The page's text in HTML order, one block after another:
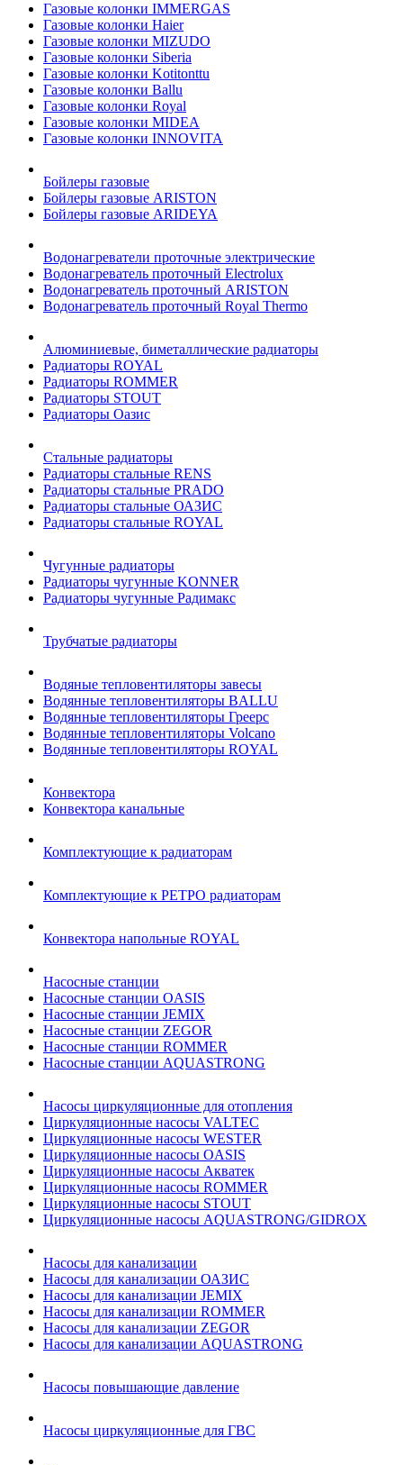
Газовые колонки IMMERGAS
Газовые колонки Haier
Газовые колонки MIZUDO
Газовые колонки Siberia
Газовые колонки Kotitonttu
Газовые колонки Ballu
Газовые колонки Royal
Газовые колонки MIDEA
Газовые колонки INNOVITA
Бойлеры газовые
Бойлеры газовые ARISTON
Бойлеры газовые ARIDEYA
Водонагреватели проточные электрические
Водонагреватель проточный Electrolux
Водонагреватель проточный ARISTON
Водонагреватель проточный Royal Thermo
Алюминиевые, биметаллические радиаторы
Радиаторы ROYAL
Радиаторы ROMMER
Радиаторы STOUT
Радиаторы Оазис
Стальные радиаторы
Радиаторы стальные RENS
Радиаторы стальные PRADO
Радиаторы стальные ОАЗИС
Радиаторы стальные ROYAL
Чугунные радиаторы
Радиаторы чугунные KONNER
Радиаторы чугунные Радимакс
Трубчатые радиаторы
Водяные тепловентиляторы завесы
Водянные тепловентиляторы BALLU
Водянные тепловентиляторы Греерс
Водянные тепловентиляторы Volcano
Водянные тепловентиляторы ROYAL
Конвектора
Конвектора канальные
Комплектующие к радиаторам
Комплектующие к РЕТРО радиаторам
Конвектора напольные ROYAL
Насосные станции
Насосные станции OASIS
Насосные станции JEMIX
Насосные станции ZEGOR
Насосные станции ROMMER
Насосные станции AQUASTRONG
Насосы циркуляционные для отопления
Циркуляционные насосы VALTEC
Циркуляционные насосы WESTER
Циркуляционные насосы OASIS
Циркуляционные насосы Акватек
Циркуляционные насосы ROMMER
Циркуляционные насосы STOUT
Циркуляционные насосы AQUASTRONG/GIDROX
Насосы для канализации
Насосы для канализации ОАЗИС
Насосы для канализации JEMIX
Насосы для канализации ROMMER
Насосы для канализации ZEGOR
Насосы для канализации AQUASTRONG
Насосы повышающие давление
Насосы циркуляционные для ГВС